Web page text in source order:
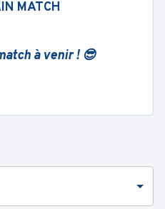
MATCH
à venir ! 😎